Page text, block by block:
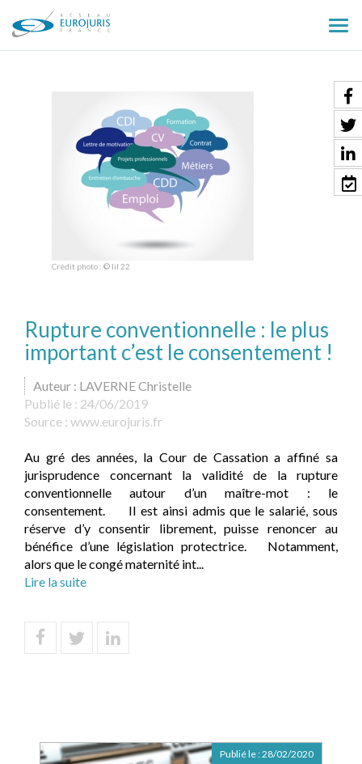
le
Crédit photo : © lil 22
Rupture conventionnelle : le plus
important c’est le consentement !
Auteur : LAVERNE Christelle
Publié le : 24/06/2019
Source : www.eurojuris.fr
Au gré des années, la Cour de Cassation a affiné sa
jurisprudence concernant la validité de la rupture
conventionnelle autour d’un maître-mot : le
consentement. Il est ainsi admis que le salarié, sous
réserve d’y consentir librement, puisse renoncer au
bénéfice d’une législation protectrice. Notamment,
alors que le congé maternité int...
Lire la suite
Publié le :28/02/2020